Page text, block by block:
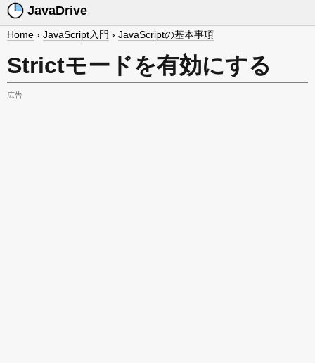
JavaDrive
Home › JavaScript入門 › JavaScriptの基本事項
Strictモードを有効にする
広告